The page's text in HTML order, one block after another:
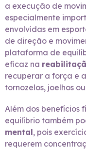
a execução de
especialmente
envolvidas em
de direção e
plataforma de
eficaz na
recuperar a força e
tornozelos, joelhos
Além dos benefícios
equilíbrio também
mental, pois
requerem